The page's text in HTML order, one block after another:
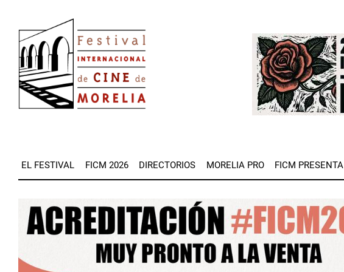
contenido
principal
Image
EL FESTIVAL FICM 2026 DIRECTORIOS MORELIA PRO FICM PRESENTA